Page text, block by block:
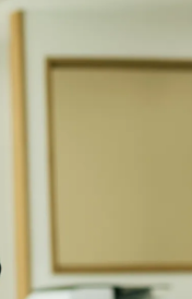
ン
買うのFAQ
ム
ムの流れ
ムのFAQ